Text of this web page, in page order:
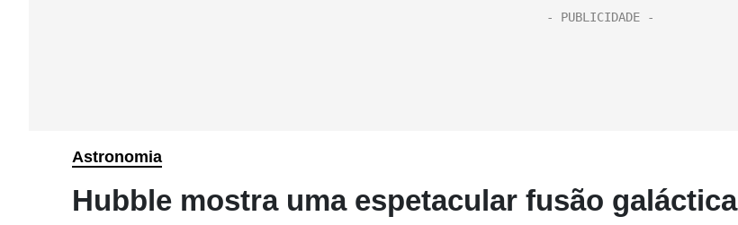
Astronomia
Hubble mostra uma espetacular fusão galáctica